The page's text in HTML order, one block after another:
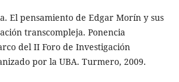
El pensamiento de Edgar Morín y sus
transcompleja. Ponencia
del II Foro de Investigación
por la UBA. Turmero, 2009.